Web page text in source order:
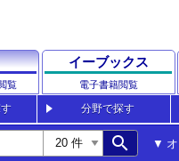
覧
イーブックス
電子書籍閲覧
分野で探す
search